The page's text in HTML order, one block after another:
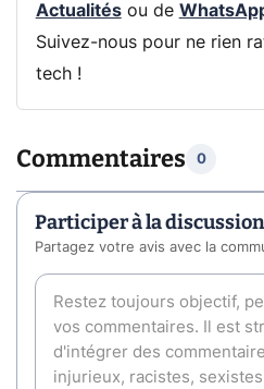
Actualitésou de
Suivez-nous pour ne rien
tech !
Commentaires 0
Participer à la discussion
Partagez votre avis avec la